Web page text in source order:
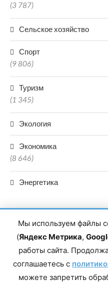
(3 787)
Сельское хозяйство
Спорт
(9 806)
Туризм
(1 345)
Экология
Экономика
(8 646)
Энергетика
Главный редактор сетевого
Контакты редакции: 8(988)-
Республика Дагестан, г.
Мы используем файлы
(Яндекс Метрика,
работы сайта.
соглашаетесь с
можете запретить